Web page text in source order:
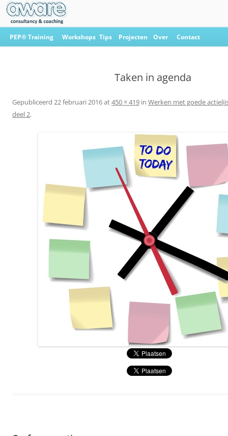
Ga
naar
PEP® Training Workshops Tips Projecten Over Contact
Taken in agenda
Gepubliceerd 22 februari 2016at450 × 419 in Werken met goede
deel 2.